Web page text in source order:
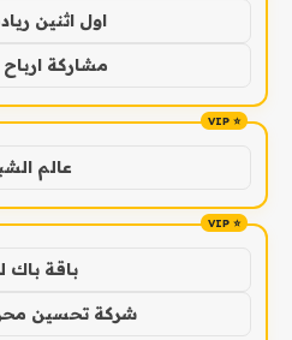
اول اثنين
مشاركة
عالم
باقة باك
شركة تحسين